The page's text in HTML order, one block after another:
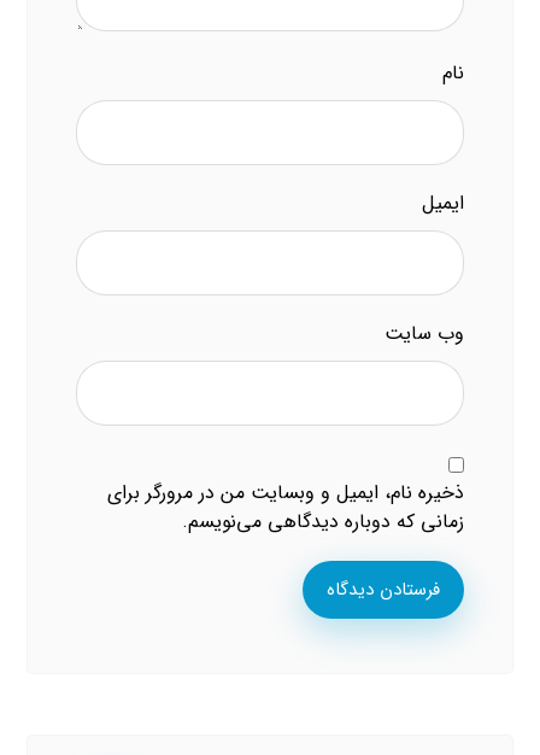
نام
ایمیل
وب‌ سایت
ذخیره نام، ایمیل و وبسایت من در مرورگر برای
زمانی که دوباره دیدگاهی می‌نویسم.
فرستادن دیدگاه